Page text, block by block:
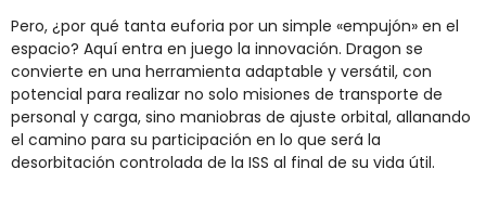
Pero, ¿por qué tanta euforia por un simple «empujón» en el
espacio? Aquí entra en juego la innovación. Dragon se
convierte en una herramienta adaptable y versátil, con
potencial para realizar no solo misiones de transporte de
personal y carga, sino maniobras de ajuste orbital, allanando
el camino para su participación en lo que será la
desorbitación controlada de la ISS al final de su vida útil.